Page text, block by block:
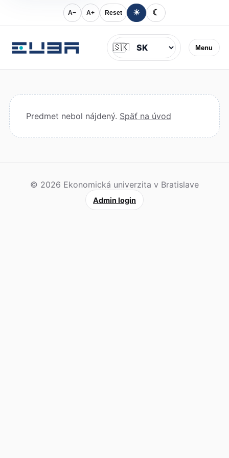
A− A+ Reset ☀ ☾
Menu
Jazyk
🇸🇰
Predmet nebol nájdený. Späť na úvod
© 2026 Ekonomická univerzita v Bratislave
Admin login